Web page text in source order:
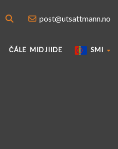
post@utsattmann.no
ČÁLE MIDJIIDE SMI